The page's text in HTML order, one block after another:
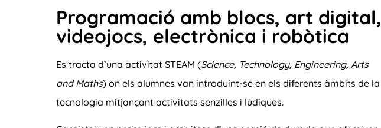
Programació amb blocs, art digital,
videojocs, electrònica i robòtica
Es tracta d’una activitat STEAM (Science, Technology, Engineering, Arts
and Maths) on els alumnes van introduint-se en els diferents àmbits de la
tecnologia mitjançant activitats senzilles i lúdiques.